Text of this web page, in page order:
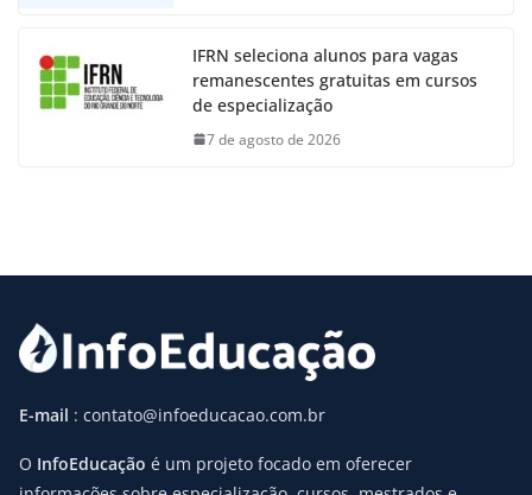
IFRN seleciona alunos para vagas
remanescentes gratuitas em cursos
de especialização
7 de agosto de 2026
E-mail : contato@infoeducacao.com.br
O InfoEducação é um projeto focado em oferecer